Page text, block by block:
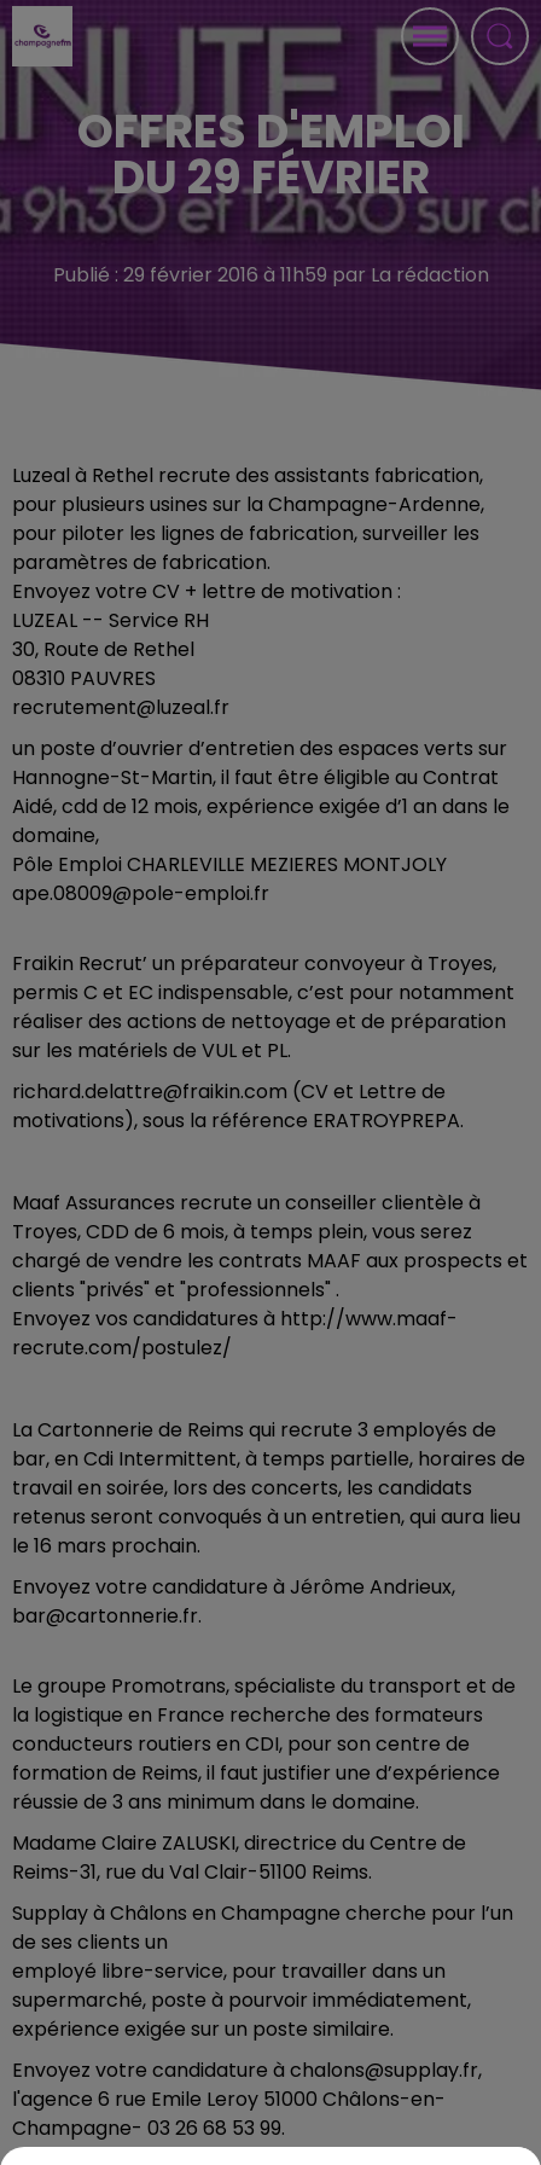
OFFRES D'EMPLOI
DU 29 FÉVRIER
Publié : 29 février 2016 à 11h59 par La rédaction
Luzeal à Rethel recrute des assistants fabrication,
pour plusieurs usines sur la Champagne-Ardenne,
pour piloter les lignes de fabrication, surveiller les
paramètres de fabrication.
Envoyez votre CV + lettre de motivation :
LUZEAL -- Service RH
30, Route de Rethel
08310 PAUVRES
recrutement@luzeal.fr
un poste d’ouvrier d’entretien des espaces verts sur
Hannogne-St-Martin, il faut être éligible au Contrat
Aidé, cdd de 12 mois, expérience exigée d’1 an dans le
domaine,
Pôle Emploi CHARLEVILLE MEZIERES MONTJOLY
ape.08009@pole-emploi.fr
Fraikin Recrut’ un préparateur convoyeur à Troyes,
permis C et EC indispensable, c’est pour notamment
réaliser des actions de nettoyage et de préparation
sur les matériels de VUL et PL.
richard.delattre@fraikin.com (CV et Lettre de
motivations), sous la référence ERATROYPREPA.
Maaf Assurances recrute un conseiller clientèle à
Troyes, CDD de 6 mois, à temps plein, vous serez
chargé de vendre les contrats MAAF aux prospects et
clients "privés" et "professionnels" .
Envoyez vos candidatures à http://www.maaf-
recrute.com/postulez/
La Cartonnerie de Reims qui recrute 3 employés de
bar, en Cdi Intermittent, à temps partielle, horaires de
travail en soirée, lors des concerts, les candidats
retenus seront convoqués à un entretien, qui aura lieu
le 16 mars prochain.
Envoyez votre candidature à Jérôme Andrieux,
bar@cartonnerie.fr.
Le groupe Promotrans, spécialiste du transport et de
la logistique en France recherche des formateurs
conducteurs routiers en CDI, pour son centre de
formation de Reims, il faut justifier une d’expérience
réussie de 3 ans minimum dans le domaine.
Madame Claire ZALUSKI, directrice du Centre de
Reims-31, rue du Val Clair-51100 Reims.
Supplay à Châlons en Champagne cherche pour l’un
de ses clients un
employé libre-service, pour travailler dans un
supermarché, poste à pourvoir immédiatement,
expérience exigée sur un poste similaire.
Envoyez votre candidature à chalons@supplay.fr,
l'agence 6 rue Emile Leroy 51000 Châlons-en-
Champagne- 03 26 68 53 99.